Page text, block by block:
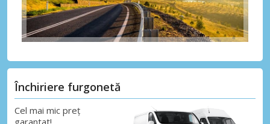
Închiriere furgonetă
Cel mai mic preț
garantat!